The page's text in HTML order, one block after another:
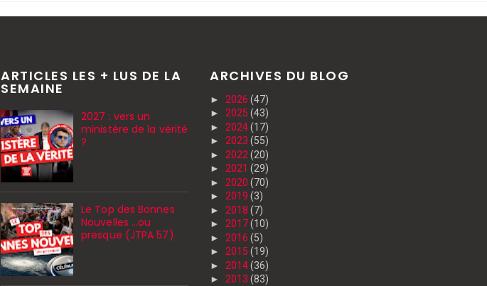
ARTICLES LES + LUS DE LA
SEMAINE
2027 : vers un
ministère de la vérité
?
Le Top des Bonnes
Nouvelles ...ou
presque (JTPA 57)
ARCHIVES DU BLOG
► 2026 (47)
► 2025 (43)
► 2024(17)
► 2023 (55)
► 2022 (20)
► 2021 (29)
► 2020 (70)
► 2019 (3)
► 2018 (7)
► 2017(10)
► 2016 (5)
► 2015 (19)
► 2014(36)
► 2013 (83)